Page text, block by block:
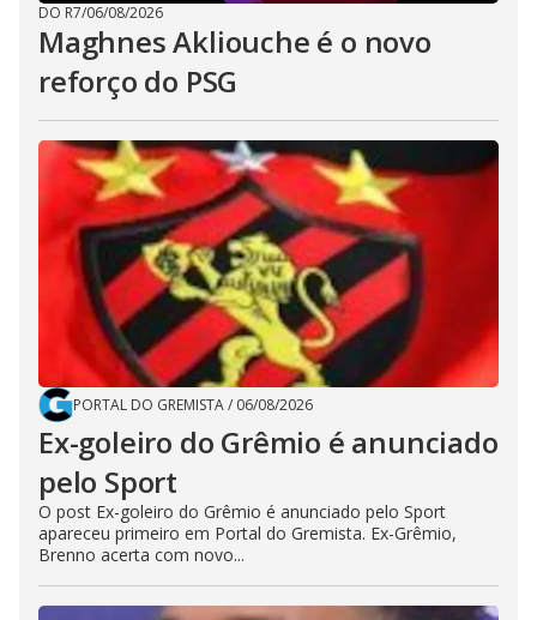
DO R7/06/08/2026
Maghnes Akliouche é o novo
reforço do PSG
PORTAL DO GREMISTA/ 06/08/2026
Ex-goleiro do Grêmio é anunciado
pelo Sport
O post Ex-goleiro do Grêmio é anunciado pelo Sport
apareceu primeiro em Portal do Gremista. Ex-Grêmio,
Brenno acerta com novo...